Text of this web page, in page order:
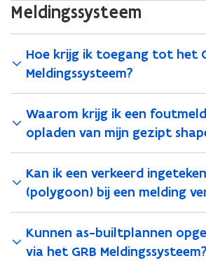
Meldingssysteem
Hoe krijg ik toegang tot het
Meldingssysteem?
Waarom krijg ik een
opladen van mijn gezipt
Kan ik een verkeerd
(polygoon) bij een melding
Kunnen as-builtplannen opgeladen worden
via het GRB Meldingssysteem?